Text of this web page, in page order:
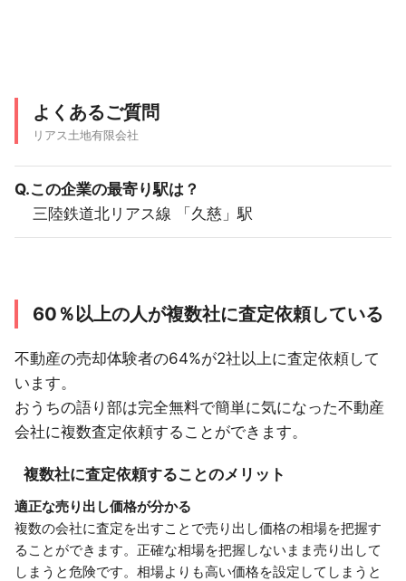
よくあるご質問
リアス土地有限会社
Q.この企業の最寄り駅は？
三陸鉄道北リアス線 「久慈」駅
60％以上の人が複数社に査定依頼している
不動産の売却体験者の64%が2社以上に査定依頼して
います。
おうちの語り部は完全無料で簡単に気になった不動産
会社に複数査定依頼することができます。
複数社に査定依頼することのメリット
適正な売り出し価格が分かる
複数の会社に査定を出すことで売り出し価格の相場を把握す
ることができます。正確な相場を把握しないまま売り出して
しまうと危険です。相場よりも高い価格を設定してしまうと